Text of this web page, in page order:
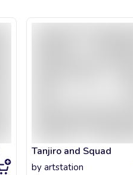
Tanjiro and Squad
by artstation